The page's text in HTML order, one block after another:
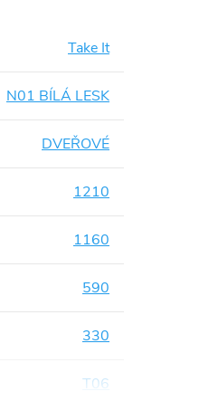
Take It
N01 BÍLÁ LESK
DVEŘOVÉ
1210
1160
590
330
T06